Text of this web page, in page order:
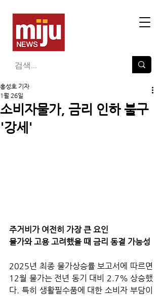
소비자물가, 금리 인하 불구
'강세'
홍성호 기자
1월 26일
주거비가 여전히 가장 큰 요인
물가와 고용 고려했을 때 금리 동결 가능성
2025년 최종 물가상승률 보고서에 따르면
12월 물가는 전년 동기 대비 2.7% 상승했
다. 특히 생활필수품에 대한 소비자 부담이